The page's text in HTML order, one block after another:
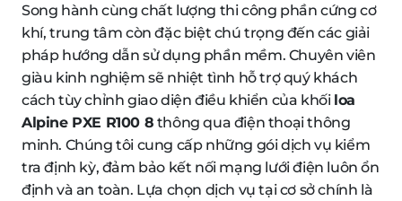
Song hành cùng chất lượng thi công phần cứng cơ
khí, trung tâm còn đặc biệt chú trọng đến các giải
pháp hướng dẫn sử dụng phần mềm. Chuyên viên
giàu kinh nghiệm sẽ nhiệt tình hỗ trợ quý khách
cách tùy chỉnh giao diện điều khiển của khối loa
Alpine PXE R100 8 thông qua điện thoại thông
minh. Chúng tôi cung cấp những gói dịch vụ kiểm
tra định kỳ, đảm bảo kết nối mạng lưới điện luôn ổn
định và an toàn. Lựa chọn dịch vụ tại cơ sở chính là